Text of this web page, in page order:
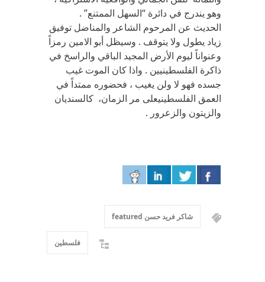
وهو يندرج في دائرة “السهل الممتنع” .
الحديث عن المرحوم الشاعر والمناضل توفيق
زياد يطول ولا يتوقف . وسيظل أبو الامين رمزاً
وعنواناً ليوم الأرض المجيد الباقي والراسخ في
ذاكرة الفلسطينيين . واذا كان الموت غيب
جسده فهو لا ولن يغيب ، فحضوره ممتداً في
العمق الفلسطينيعلى مر الزمان، كالسنديان
والزيتون والزعرور .
شاكر فريد حسن featured
فلسطين